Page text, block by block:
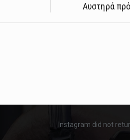
Αυστηρά
Instagram did not